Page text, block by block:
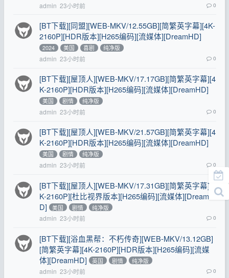
admin 23小时前 0
[BT下载][同盟][WEB-MKV/12.55GB][简繁英字幕][4K-
2160P][HDR版本][H265编码][流媒体][DreamHD]
2024 美国 喜剧 纯净版
admin 23小时前 0
[BT下载][屋顶人][WEB-MKV/17.17GB][简繁英字幕][4
K-2160P][HDR版本][H265编码][流媒体][DreamHD]
美国 剧情 纯净版
admin 23小时前 0
[BT下载][屋顶人][WEB-MKV/21.57GB][简繁英字幕][4
K-2160P][HDR版本][H265编码][流媒体][DreamHD]
美国 剧情 纯净版
admin 23小时前 0
[BT下载][屋顶人][WEB-MKV/17.31GB][简繁英字幕][4
K-2160P][杜比视界版本][H265编码][流媒体][DreamH
D]
美国 剧情 纯净版
admin 23小时前 0
[BT下载][浴血黑帮：不朽传奇][WEB-MKV/13.12GB]
[简繁英字幕][4K-2160P][HDR版本][H265编码][流媒
体][DreamHD]
英国 剧情 纯净版
admin 23小时前 0